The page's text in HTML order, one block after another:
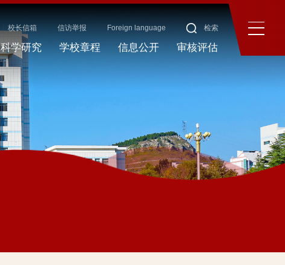
校长信箱 信访举报 Foreign language 检索
科学研究 学校章程 信息公开 审核评估